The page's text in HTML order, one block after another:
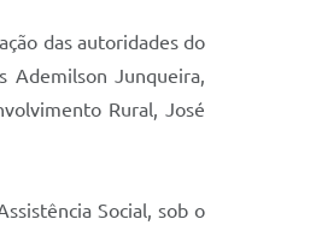
das autoridades do
Ademilson Junqueira,
Rural, José
Social, sob o